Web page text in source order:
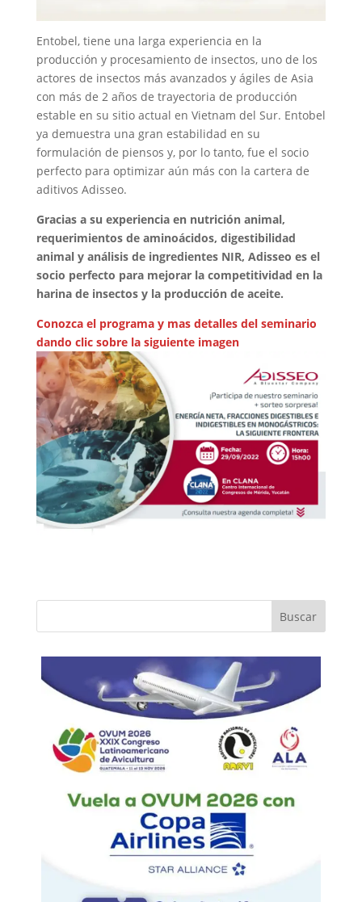
Entobel, tiene una larga experiencia en la
producción y procesamiento de insectos, uno de los
actores de insectos más avanzados y ágiles de Asia
con más de 2 años de trayectoria de producción
estable en su sitio actual en Vietnam del Sur. Entobel
ya demuestra una gran estabilidad en su
formulación de piensos y, por lo tanto, fue el socio
perfecto para optimizar aún más con la cartera de
aditivos Adisseo.
Gracias a su experiencia en nutrición animal,
requerimientos de aminoácidos, digestibilidad
animal y análisis de ingredientes NIR, Adisseo es el
socio perfecto para mejorar la competitividad en la
harina de insectos y la producción de aceite.
Conozca el programa y mas detalles del seminario
dando clic sobre la siguiente imagen
Buscar